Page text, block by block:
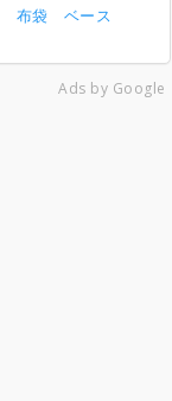
布袋
ベース
Ads by Google